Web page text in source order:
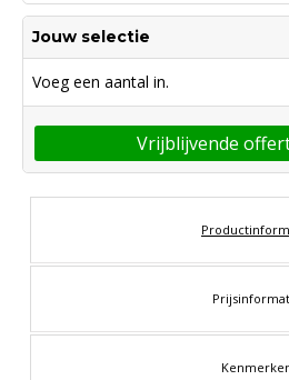
Jouw selectie
Voeg een aantal in.
Vrijblijvende